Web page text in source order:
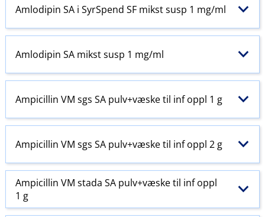
Amlodipin SA i SyrSpend SF mikst susp 1 mg/ml
Amlodipin SA mikst susp 1 mg/ml
Ampicillin VM sgs SA pulv+væske til inf oppl 1 g
Ampicillin VM sgs SA pulv+væske til inf oppl 2 g
Ampicillin VM stada SA pulv+væske til inf oppl
1 g